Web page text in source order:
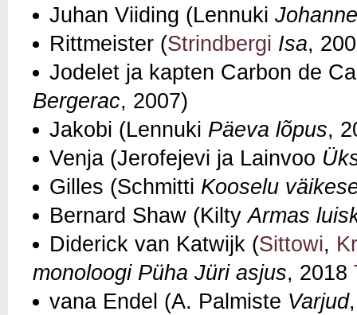
Juhan Viiding (Lennuki
Rittmeister (Strindbergi Isa,
Jodelet ja kapten Carbon de
Bergerac, 2007)
Jakobi (Lennuki Päeva lõpus,
Venja (Jerofejevi ja Lainvoo
Gilles (Schmitti Kooselu
Bernard Shaw (KiltyArmas
Diderick van Katwi­jk (Sittowi,
monoloogi Püha Jüri asjus, 2018
vana Endel (A. Palmiste Varjud